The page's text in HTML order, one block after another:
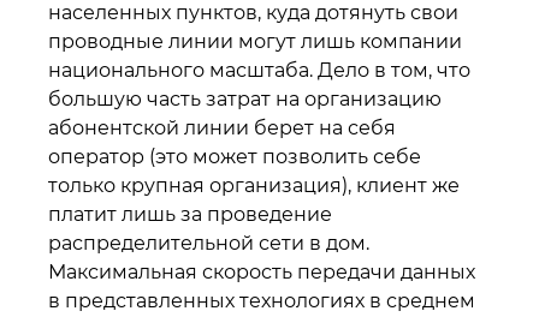
населенных пунктов, куда дотянуть свои
проводные линии могут лишь компании
национального масштаба. Дело в том, что
большую часть затрат на организацию
абонентской линии берет на себя
оператор (это может позволить себе
только крупная организация), клиент же
платит лишь за проведение
распределительной сети в дом.
Максимальная скорость передачи данных
в представленных технологиях в среднем